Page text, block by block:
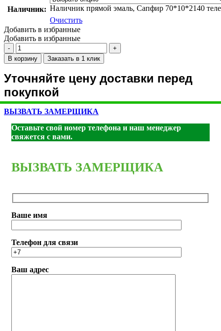
Наличник: Наличник прямой эмаль, Сапфир 70*10*2140
Очистить
Добавить в избранные
Добавить в избранные
Количество
товара
Smalta-
ДГ
600*2000
эмаль,
Сапфир
В корзину Заказать в 1 клик
Уточняйте цену доставки перед
покупкой
ВЫЗВАТЬ ЗАМЕРЩИКА
Оставьте свой номер телефона и наш менеджер
свяжется с вами.
ВЫЗВАТЬ ЗАМЕРЩИКА
Ваше имя
Телефон для связи
Ваш адрес